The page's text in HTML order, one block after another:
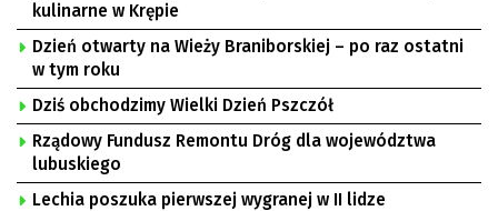
kulinarne w Krępie
Dzień otwarty na Wieży Braniborskiej – po raz ostatni
w tym roku
Dziś obchodzimy Wielki Dzień Pszczół
Rządowy Fundusz Remontu Dróg dla województwa
lubuskiego
Lechia poszuka pierwszej wygranej w II lidze